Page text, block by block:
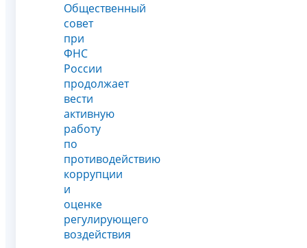
Общественный
совет
при
ФНС
России
продолжает
вести
активную
работу
по
противодействию
коррупции
и
оценке
регулирующего
воздействия